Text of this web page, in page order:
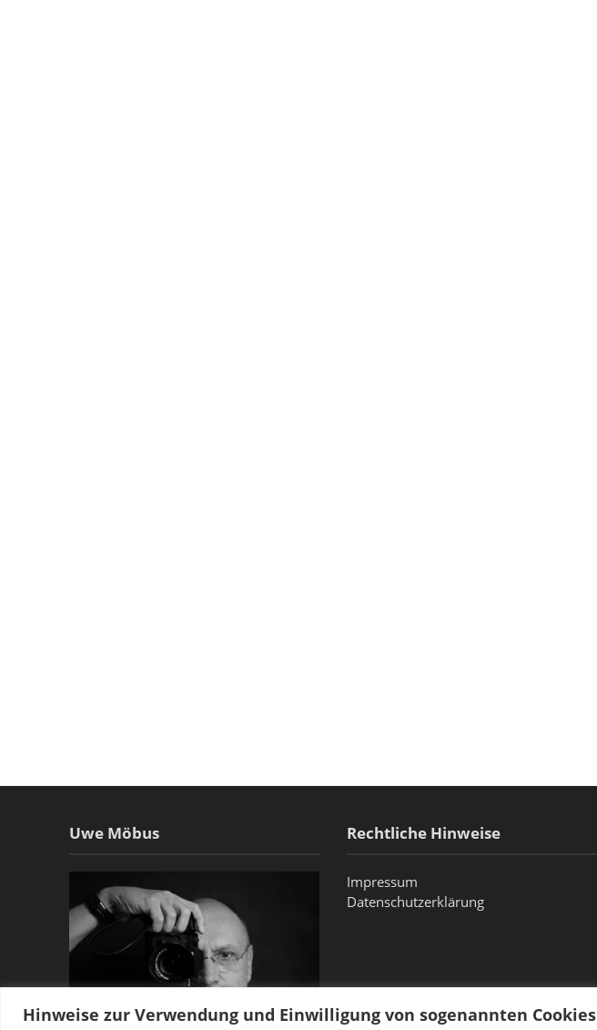
Hinweise zur Verwendung und Einwilligung von sogenannten Cookies
Uwe Möbus Rechtliche Hinweise
Impressum
Datenschutzerklärung